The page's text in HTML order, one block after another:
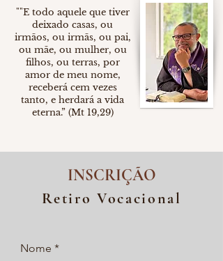
""E todo aquele que tiver
deixado casas, ou
irmãos, ou irmãs, ou pai,
ou mãe, ou mulher, ou
filhos, ou terras, por
amor de meu nome,
receberá cem vezes
tanto, e herdará a vida
eterna.” (Mt 19,29)
INSCRIÇÃO
Retiro Vocacional
Nome